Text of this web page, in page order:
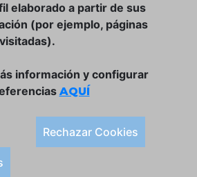
07760 Ciutadella
elaborado a partir de sus
(por ejemplo, páginas
visitadas).
información y configurar
AQUÍ
Rechazar Cookies